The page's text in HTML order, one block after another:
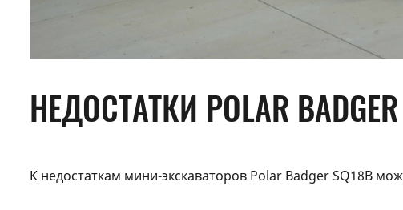
НЕДОСТАТКИ POLAR
К недостаткам мини-экскаваторов Polar Badger SQ18B